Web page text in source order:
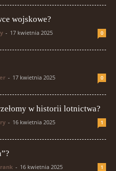
wojskowe?
- 17 kwietnia 2025 0
- 17 kwietnia 2025 0
w historii lotnictwa?
- 16 kwietnia 2025 1
- 16 kwietnia 2025 1